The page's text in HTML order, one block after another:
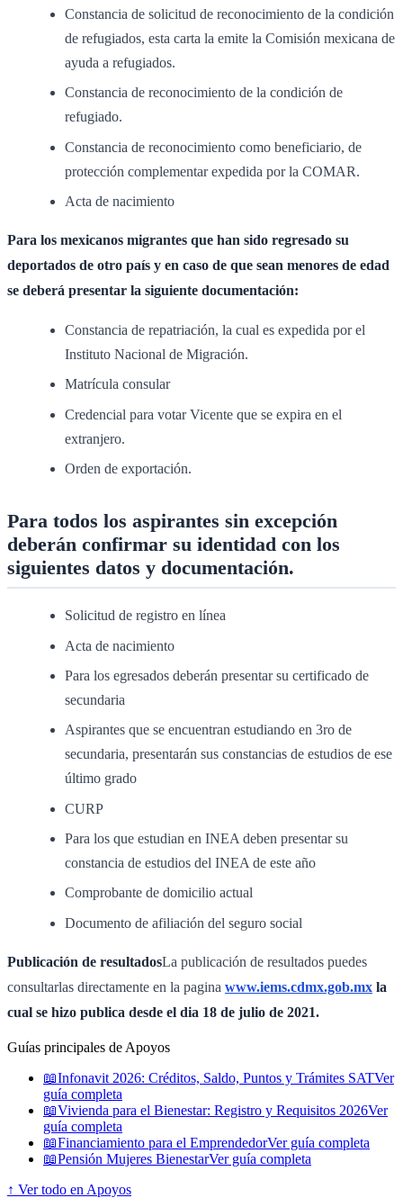
Constancia de solicitud de reconocimiento de la condición
de refugiados, esta carta la emite la Comisión mexicana de
ayuda a refugiados.
Constancia de reconocimiento de la condición de
refugiado.
Constancia de reconocimiento como beneficiario, de
protección complementar expedida por la COMAR.
Acta de nacimiento
Para los mexicanos migrantes que han sido regresado su
deportados de otro país y en caso de que sean menores de edad
se deberá presentar la siguiente documentación:
Constancia de repatriación, la cual es expedida por el
Instituto Nacional de Migración.
Matrícula consular
Credencial para votar Vicente que se expira en el
extranjero.
Orden de exportación.
Para todos los aspirantes sin excepción
deberán confirmar su identidad con los
siguientes datos y documentación.
Solicitud de registro en línea
Acta de nacimiento
Para los egresados deberán presentar su certificado de
secundaria
Aspirantes que se encuentran estudiando en 3ro de
secundaria, presentarán sus constancias de estudios de ese
último grado
CURP
Para los que estudian en INEA deben presentar su
constancia de estudios del INEA de este año
Comprobante de domicilio actual
Documento de afiliación del seguro social
Publicación de resultadosLa publicación de resultados puedes
consultarlas directamente en la pagina www.iems.cdmx.gob.mx la
cual se hizo publica desde el dia 18 de julio de 2021.
Guías principales de Apoyos
📖Infonavit 2026: Créditos, Saldo, Puntos y Trámites SATVer
guía completa
📖Vivienda para el Bienestar: Registro y Requisitos 2026Ver
guía completa
📖Financiamiento para el EmprendedorVer guía completa
📖Pensión Mujeres BienestarVer guía completa
↑ Ver todo en Apoyos